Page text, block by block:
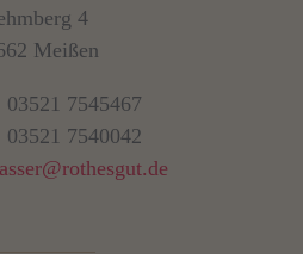
4
Meißen
7545467
03521 7540042